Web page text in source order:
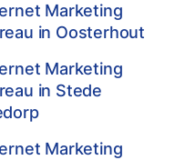
Marketing
in Oosterhout
Marketing
in Stede
Marketing